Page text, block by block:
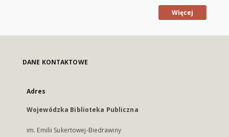
Więcej
DANE KONTAKTOWE
Adres
Wojewódzka Biblioteka Publiczna
im. Emilii Sukertowej-Biedrawiny